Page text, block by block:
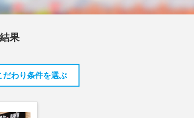
果
だわり条件を選ぶ